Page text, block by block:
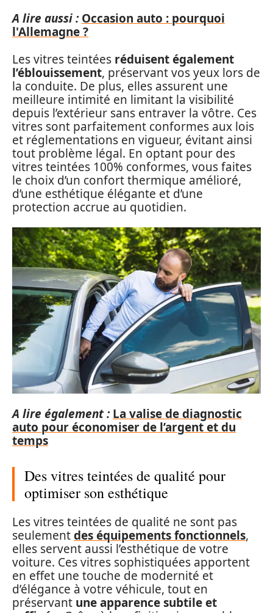
A lire aussi : Occasion auto : pourquoi
l'Allemagne ?
Les vitres teintées réduisent également
l’éblouissement, préservant vos yeux lors de
la conduite. De plus, elles assurent une
meilleure intimité en limitant la visibilité
depuis l’extérieur sans entraver la vôtre. Ces
vitres sont parfaitement conformes aux lois
et réglementations en vigueur, évitant ainsi
tout problème légal. En optant pour des
vitres teintées 100% conformes, vous faites
le choix d’un confort thermique amélioré,
d’une esthétique élégante et d’une
protection accrue au quotidien.
A lire également : La valise de diagnostic
auto pour économiser de l’argent et du
temps
Des vitres teintées de qualité pour
optimiser son esthétique
Les vitres teintées de qualité ne sont pas
seulementdes équipements fonctionnels,
elles servent aussi l’esthétique de votre
voiture. Ces vitres sophistiquées apportent
en effet une touche de modernité et
d’élégance à votre véhicule, tout en
préservant une apparence subtile et